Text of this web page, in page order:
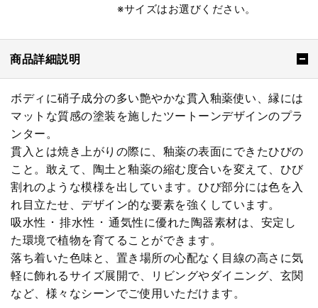
※サイズはお選びください。
商品詳細説明
ボディに硝子成分の多い艶やかな貫入釉薬使い、縁には
マットな質感の塗装を施したツートーンデザインのプラ
ンター。
貫入とは焼き上がりの際に、釉薬の表面にできたひびの
こと。敢えて、陶土と釉薬の縮む度合いを変えて、ひび
割れのような模様を出しています。ひび部分には色を入
れ目立たせ、デザイン的な要素を強くしています。
吸水性 ･ 排水性 ･ 通気性に優れた陶器素材は、安定し
た環境で植物を育てることができます。
落ち着いた色味と、置き場所の心配なく目線の高さに気
軽に飾れるサイズ展開で、リビングやダイニング、玄関
など、様々なシーンでご使用いただけます。